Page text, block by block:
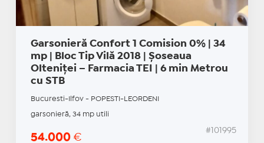
Garsonieră Confort 1 Comision 0% | 34
mp | Bloc Tip Vilă 2018 | Șoseaua
Olteniței – Farmacia TEI | 6 min Metrou
cu STB
Bucuresti-Ilfov - POPESTI-LEORDENI
garsonieră, 34 mp utili
54.000 €
#101995